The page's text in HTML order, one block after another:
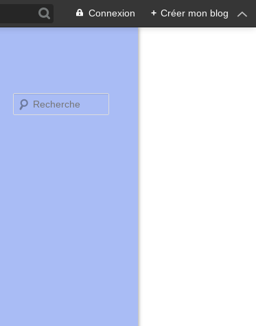
Connexion + Créer mon blog